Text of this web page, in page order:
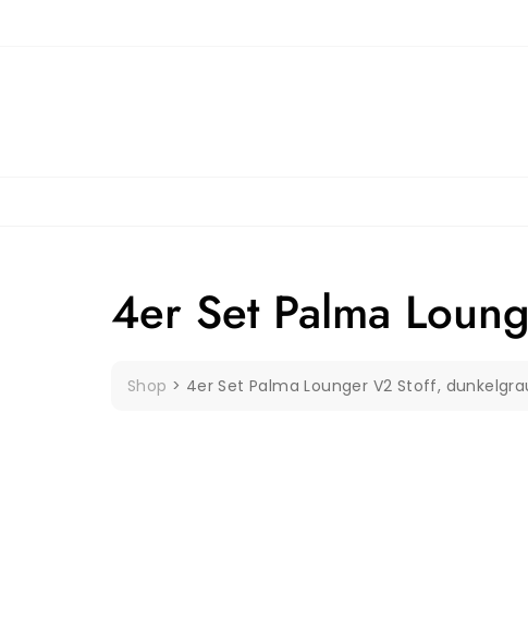
4er Set Palma
Shop > 4er Set Palma Lounger V2 Stoff,